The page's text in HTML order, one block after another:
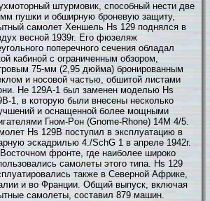
штурмовик, способный нести две
пушки и обширную броневую защиту,
самолет Хеншель Hs 129 поднялся в
весной 1939г. Его фюзеляж
поперечного сечения обладал
кабиной с ограниченным обзором,
75-мм (2,95 дюйма) бронированным
и носовой частью, обшитой листами
He 129A-1 был заменен моделью Hs
1, в которую были внесены несколько
и оснащенной более мощными
Гном-Pон (Gnome-Rhоne) 14М 4/5.
Hs 129B поступил в эксплуатацию в
эскадрилью 4./SchG 1 в апреле 1942г.
фронте, где наиболее широко
самолеты этого типа. Hs 129
также в Северной Африке,
и во Франции. Общий выпуск, включая
самолеты, составил 879 машин.